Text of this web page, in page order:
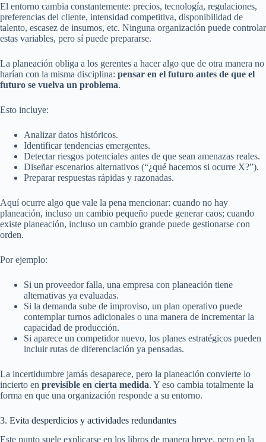
El entorno cambia constantemente: precios, tecnología, regulaciones,
preferencias del cliente, intensidad competitiva, disponibilidad de
talento, escasez de insumos, etc. Ninguna organización puede controlar
estas variables, pero sí puede prepararse.
La planeación obliga a los gerentes a hacer algo que de otra manera no
harían con la misma disciplina: pensar en el futuro antes de que el
futuro se vuelva un problema.
Esto incluye:
Analizar datos históricos.
Identificar tendencias emergentes.
Detectar riesgos potenciales antes de que sean amenazas reales.
Diseñar escenarios alternativos (“¿qué hacemos si ocurre X?”).
Preparar respuestas rápidas y razonadas.
Aquí ocurre algo que vale la pena mencionar: cuando no hay
planeación, incluso un cambio pequeño puede generar caos; cuando
existe planeación, incluso un cambio grande puede gestionarse con
orden.
Por ejemplo:
Si un proveedor falla, una empresa con planeación tiene
alternativas ya evaluadas.
Si la demanda sube de improviso, un plan operativo puede
contemplar turnos adicionales o una manera de incrementar la
capacidad de producción.
Si aparece un competidor nuevo, los planes estratégicos pueden
incluir rutas de diferenciación ya pensadas.
La incertidumbre jamás desaparece, pero la planeación convierte lo
incierto en previsible en cierta medida. Y eso cambia totalmente la
forma en que una organización responde a su entorno.
3. Evita desperdicios y actividades redundantes
Este punto suele explicarse en los libros de manera breve, pero en la